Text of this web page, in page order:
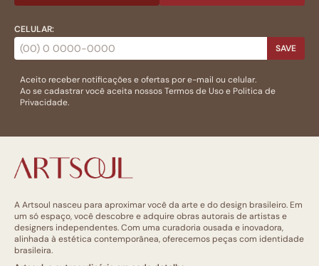
CELULAR:
SAVE
Aceito receber notificações e ofertas por e-mail ou celular.
Ao se cadastrar você aceita nossosTermos de Usoe Politica de
Privacidade.
A Artsoul nasceu para aproximar você da arte e do design brasileiro. Em
um só espaço, você descobre e adquire obras autorais de artistas e
designers independentes. Com uma curadoria ousada e inovadora,
alinhada à estética contemporânea, oferecemos peças com identidade
brasileira.